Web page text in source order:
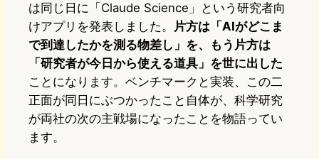
は同じ日に「Claude Science」という研究者向
けアプリを発表しました。 片方は「AIがどこま
で到達したかを測る物差し」を、もう片方は
「研究者が今日から使える道具」を世に出した
ことになります。ベンチマークと実装、この二
正面が同日にぶつかったこと自体が、科学研究
が両社の次の主戦場になったことを物語ってい
ます。